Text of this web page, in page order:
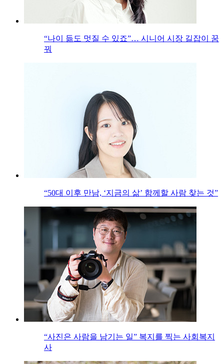
“나이 듦도 멋질 수 있죠”… 시니어 시장 길잡이 꿈
꿔
“50대 이후 만남, ‘지금의 삶’ 함께할 사람 찾는 것”
“사진은 사람을 남기는 일” 복지를 찍는 사회복지
사